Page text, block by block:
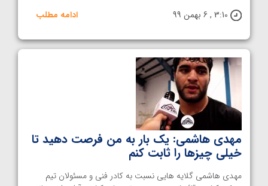
3:10 , 6 بهمن 99
ادامه مطلب
مهدی هاشمی: یک بار به من فرصت دهید تا
خیلی چیزها را ثابت کنم
مهدی هاشمی گلایه هایی نسبت به کادر فنی و مسئولان تیم